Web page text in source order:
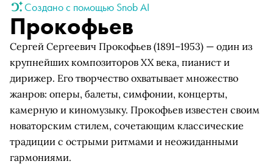
Создано с помощью Snob AI
Прокофьев
Сергей Сергеевич Прокофьев (1891–1953) — один из
крупнейших композиторов XX века, пианист и
дирижер. Его творчество охватывает множество
жанров: оперы, балеты, симфонии, концерты,
камерную и киномузыку. Прокофьев известен своим
новаторским стилем, сочетающим классические
традиции с острыми ритмами и неожиданными
гармониями.